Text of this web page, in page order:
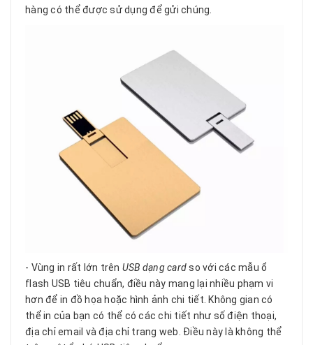
hàng có thể được sử dụng để gửi chúng.
- Vùng in rất lớn trên USB dạng cardso với các mẫu ổ
flash USB tiêu chuẩn, điều này mang lại nhiều phạm vi
hơn để in đồ họa hoặc hình ảnh chi tiết. Không gian có
thể in của bạn có thể có các chi tiết như số điện thoại,
địa chỉ email và địa chỉ trang web. Điều này là không thể